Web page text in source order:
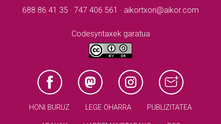
688 86 41 35 · 747 406 561 · aikortxori@aikor.com
Codesyntaxek garatua
HONI BURUZ LEGE OHARRA PUBLIZITATEA